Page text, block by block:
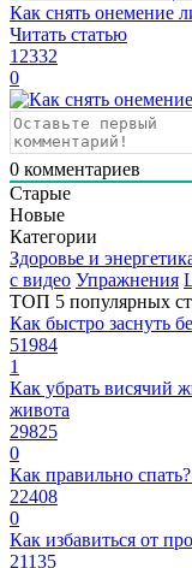
Как снять онемение
Читать статью
12332
0
0 комментариев
Старые
Новые
Категории
Здоровье и
с видео Упражнения
ТОП 5 популярных
Как быстро заснуть
51984
1
Как убрать висячий
живота
29825
0
Как правильно
22408
0
Как избавиться от
21135